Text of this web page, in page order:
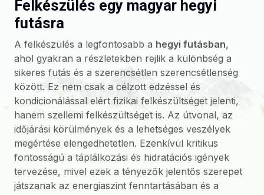
Felkészülés egy magyar hegyi
futásra
A felkészülés a legfontosabb a hegyi futásban,
ahol gyakran a részletekben rejlik a különbség a
sikeres futás és a szerencsétlen szerencsétlenség
között. Ez nem csak a célzott edzéssel és
kondicionálással elért fizikai felkészültséget jelenti,
hanem szellemi felkészültséget is. Az útvonal, az
időjárási körülmények és a lehetséges veszélyek
megértése elengedhetetlen. Ezenkívül kritikus
fontosságú a táplálkozási és hidratációs igények
tervezése, mivel ezek a tényezők jelentős szerepet
játszanak az energiaszint fenntartásában és a